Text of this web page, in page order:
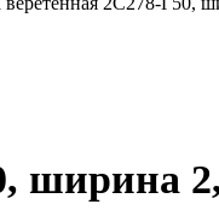
ширина